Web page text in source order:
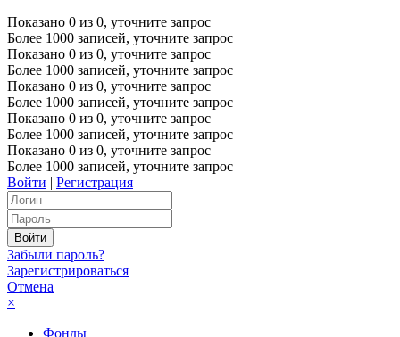
Показано 0 из 0, уточните запрос
Более 1000 записей, уточните запрос
Показано 0 из 0, уточните запрос
Более 1000 записей, уточните запрос
Показано 0 из 0, уточните запрос
Более 1000 записей, уточните запрос
Показано 0 из 0, уточните запрос
Более 1000 записей, уточните запрос
Показано 0 из 0, уточните запрос
Более 1000 записей, уточните запрос
Войти | Регистрация
Забыли пароль?
Зарегистрироваться
Отмена
×
Фонды